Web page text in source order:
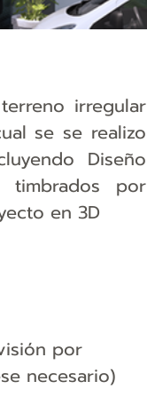
irregular
se se realizo
Diseño
timbrados por
en 3D
por
necesario)